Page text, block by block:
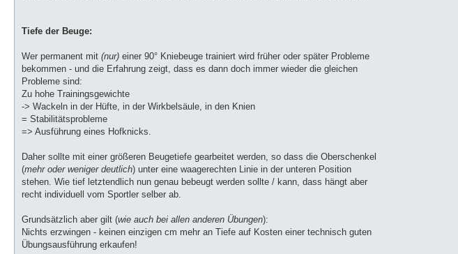
Tiefe der Beuge:
Wer permanent mit (nur) einer 90° Kniebeuge trainiert wird früher oder später Probleme
bekommen - und die Erfahrung zeigt, dass es dann doch immer wieder die gleichen
Probleme sind:
Zu hohe Trainingsgewichte
-> Wackeln in der Hüfte, in der Wirkbelsäule, in den Knien
= Stabilitätsprobleme
=> Ausführung eines Hofknicks.
Daher sollte mit einer größeren Beugetiefe gearbeitet werden, so dass die Oberschenkel
(mehr oder weniger deutlich) unter eine waagerechten Linie in der unteren Position
stehen. Wie tief letztendlich nun genau bebeugt werden sollte / kann, dass hängt aber
recht individuell vom Sportler selber ab.
Grundsätzlich aber gilt (wie auch bei allen anderen Übungen):
Nichts erzwingen - keinen einzigen cm mehr an Tiefe auf Kosten einer technisch guten
Übungsausführung erkaufen!